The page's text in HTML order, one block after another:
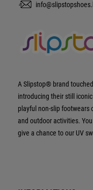
A Slipstop® brand
introducing their still
playful non-slip footwears
and outdoor activities.
give a chance to our UV